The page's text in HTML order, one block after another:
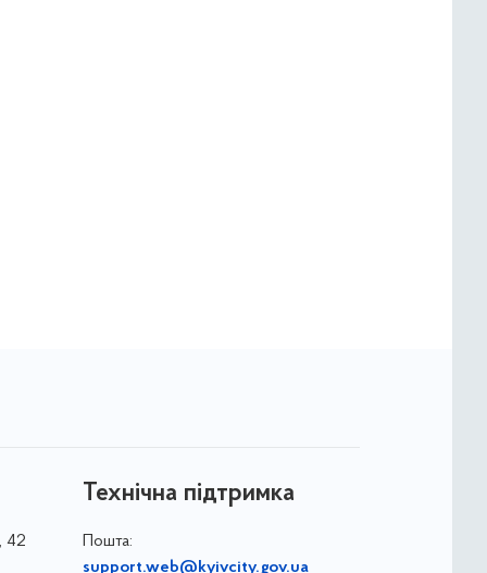
42
Технічна підтримка
Пошта:
support.web@kyivcity.gov.ua